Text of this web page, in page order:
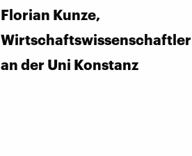
Florian Kunze,
Wirtschaftswissenschaftler
an der Uni Konstanz